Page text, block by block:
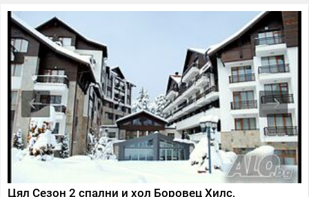
Цял Сезон 2 спални и хол Боровец Хилс,